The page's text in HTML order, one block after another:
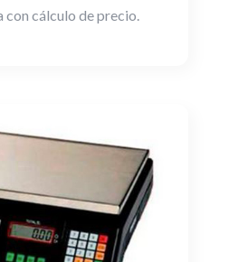
con cálculo de precio.